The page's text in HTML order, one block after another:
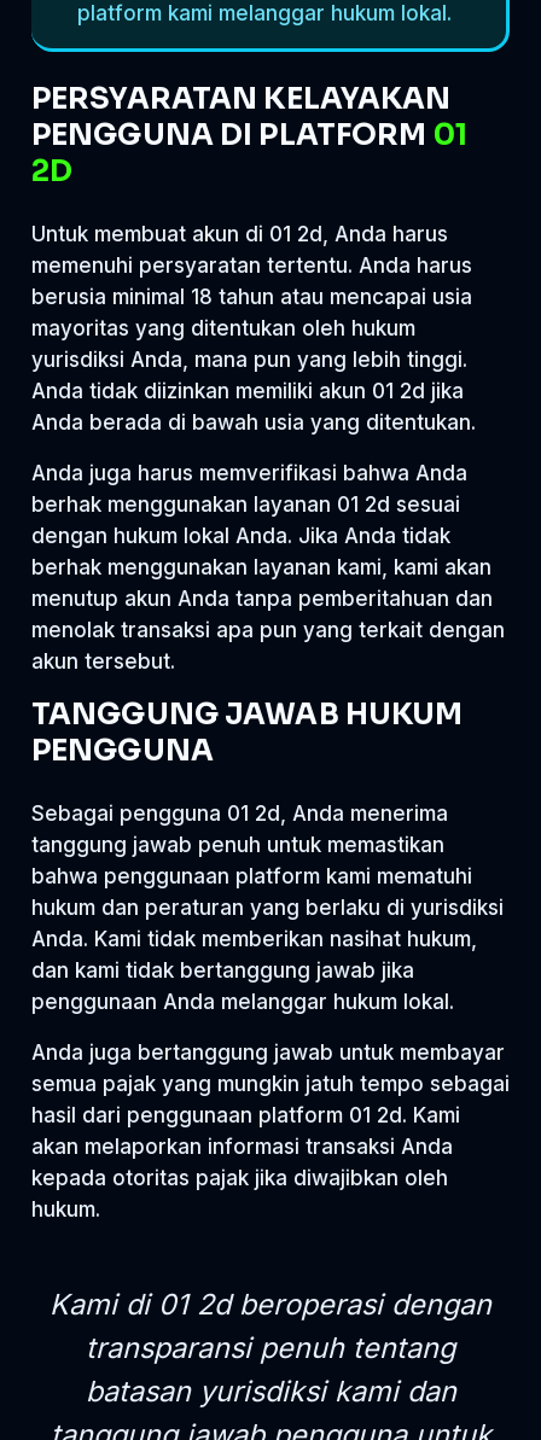
platform kami melanggar hukum lokal.
PERSYARATAN KELAYAKAN
PENGGUNA DI PLATFORM 01
2D
Untuk membuat akun di 01 2d, Anda harus
memenuhi persyaratan tertentu. Anda harus
berusia minimal 18 tahun atau mencapai usia
mayoritas yang ditentukan oleh hukum
yurisdiksi Anda, mana pun yang lebih tinggi.
Anda tidak diizinkan memiliki akun 01 2d jika
Anda berada di bawah usia yang ditentukan.
Anda juga harus memverifikasi bahwa Anda
berhak menggunakan layanan 01 2d sesuai
dengan hukum lokal Anda. Jika Anda tidak
berhak menggunakan layanan kami, kami akan
menutup akun Anda tanpa pemberitahuan dan
menolak transaksi apa pun yang terkait dengan
akun tersebut.
TANGGUNG JAWAB HUKUM
PENGGUNA
Sebagai pengguna 01 2d, Anda menerima
tanggung jawab penuh untuk memastikan
bahwa penggunaan platform kami mematuhi
hukum dan peraturan yang berlaku di yurisdiksi
Anda. Kami tidak memberikan nasihat hukum,
dan kami tidak bertanggung jawab jika
penggunaan Anda melanggar hukum lokal.
Anda juga bertanggung jawab untuk membayar
semua pajak yang mungkin jatuh tempo sebagai
hasil dari penggunaan platform 01 2d. Kami
akan melaporkan informasi transaksi Anda
kepada otoritas pajak jika diwajibkan oleh
hukum.
Kami di 01 2d beroperasi dengan
transparansi penuh tentang
batasan yurisdiksi kami dan